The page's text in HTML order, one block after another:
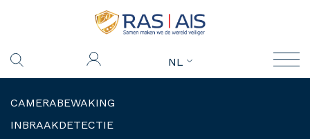
NL
CAMERABEWAKING
INBRAAKDETECTIE